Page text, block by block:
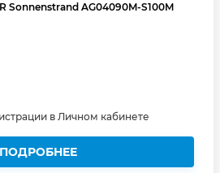
Sonnenstrand AG04090M-S100M
в Личном кабинете
ПОДРОБНЕЕ